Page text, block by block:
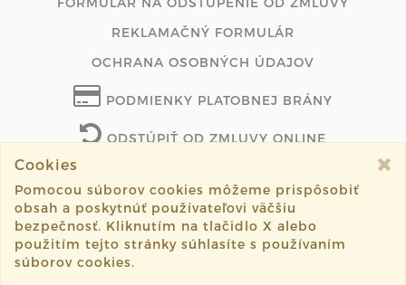
REKLAMAČNÝ FORMULÁR
OCHRANA OSOBNÝCH ÚDAJOV
PODMIENKY PLATOBNEJ BRÁNY
ODSTÚPIŤ OD ZMLUVY ONLINE
©2026 marus.sk všetky práva vyhradené.
Vytvorené systémomsashe.sk
Cookies
Pomocou súborov cookies môžeme prispôsobiť
obsah a poskytnúť používateľovi väčšiu
bezpečnosť. Kliknutím na tlačidlo X alebo
použitím tejto stránky súhlasíte s používaním
súborov cookies.